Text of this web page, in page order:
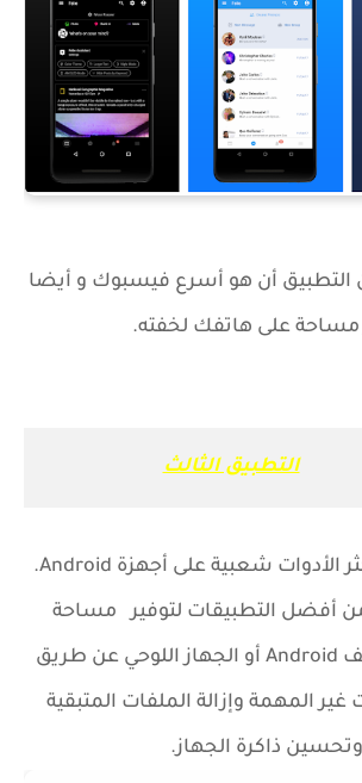
التطبيق أن هو أسرع فيسبوك و أيضا
مساحة على هاتفك لخفته.
التطبيق الثالث
هو تطبيق من أكثر الأدوات شعبية على أجهزة Android.
أفضل التطبيقات لتوفير مساحة
التخزين على هاتف Android أو الجهاز اللوحي عن طريق
المهمة وإزالة الملفات المتبقية
وتحسين ذاكرة الجهاز.